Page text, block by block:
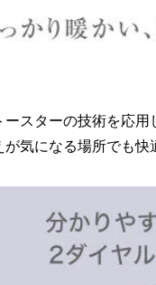
スターの技術を応
気になる場所でも快